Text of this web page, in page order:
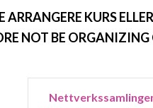
KURS
NOT BE ORGANIZING